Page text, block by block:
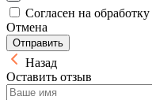
Согласен на обработку
Отмена
Отправить
Назад
Оставить отзыв